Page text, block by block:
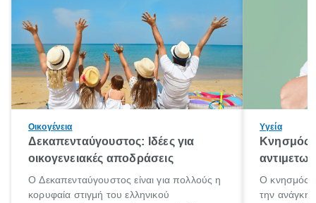
Οικογένεια
Δεκαπενταύγουστος: Ιδέες για
οικογενειακές αποδράσεις
Ο Δεκαπενταύγουστος είναι για πολλούς η
κορυφαία στιγμή του ελληνικού
Υγεία
Κνησμός:
Ο κνησμός
την ανάγκη